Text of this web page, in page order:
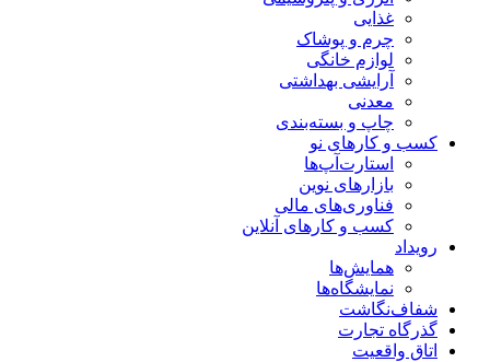
غذایی
چرم و پوشاک
لوازم خانگی
آرایشی بهداشتی
معدنی
چاپ و بسته‌بندی
کسب و کارهای نو
استارت‌آپ‌ها
بازارهای نوین
فناوری‌های مالی
کسب و کارهای آنلاین
رویداد
همایش‌ها
نمایشگاه‌ها
شفاف‌نگاشت
گذرگاه تجارت
اتاق واقعیت